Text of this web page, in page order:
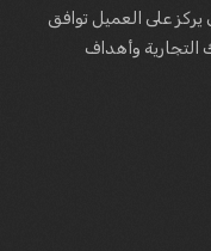
على العميل توافق
وأهداف